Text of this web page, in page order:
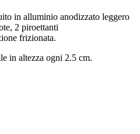
in alluminio anodizzato leggero
2 piroettanti
frizionata.
in altezza ogni 2.5 cm.